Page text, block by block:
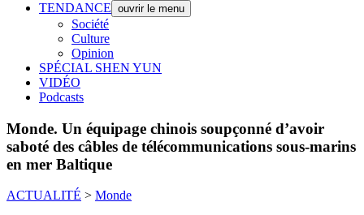
TENDANCE ouvrir le menu
Société
Culture
Opinion
SPÉCIAL SHEN YUN
VIDÉO
Podcasts
Monde. Un équipage chinois soupçonné d’avoir
saboté des câbles de télécommunications sous-marins
en mer Baltique
ACTUALITÉ > Monde